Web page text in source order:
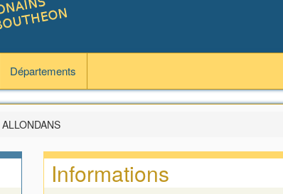
Départements
ALLONDANS
Informations